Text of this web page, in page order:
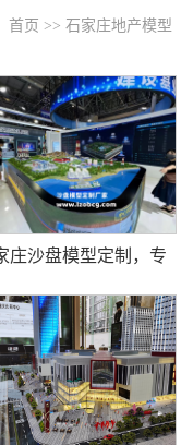
首页 >> 石家庄地产模型
庄沙盘模型定制，专